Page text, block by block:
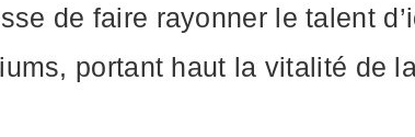
de faire rayonner le talent
portant haut la vitalité de